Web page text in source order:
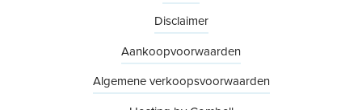
Disclaimer
Aankoopvoorwaarden
Algemene verkoopsvoorwaarden